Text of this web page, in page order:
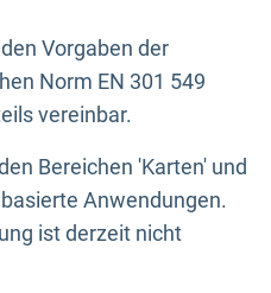
Vorgaben der
Norm EN 301 549
vereinbar.
Bereichen 'Karten' und
Anwendungen.
ist derzeit nicht